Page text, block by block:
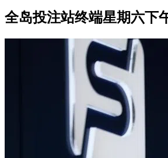
全岛投注站终端星期六下